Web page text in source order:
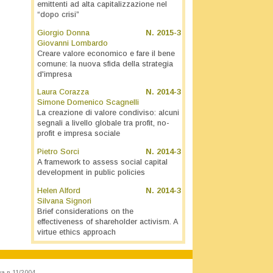
emittenti ad alta capitalizzazione nel
“dopo crisi”
N. 2015-3
Giorgio Donna
Giovanni Lombardo
Creare valore economico e fare il bene
comune: la nuova sfida della strategia
d'impresa
N. 2014-3
Laura Corazza
Simone Domenico Scagnelli
La creazione di valore condiviso: alcuni
segnali a livello globale tra profit, no-
profit e impresa sociale
N. 2014-3
Pietro Sorci
A framework to assess social capital
development in public policies
N. 2014-3
Helen Alford
Silvana Signori
Brief considerations on the
effectiveness of shareholder activism. A
virtue ethics approach